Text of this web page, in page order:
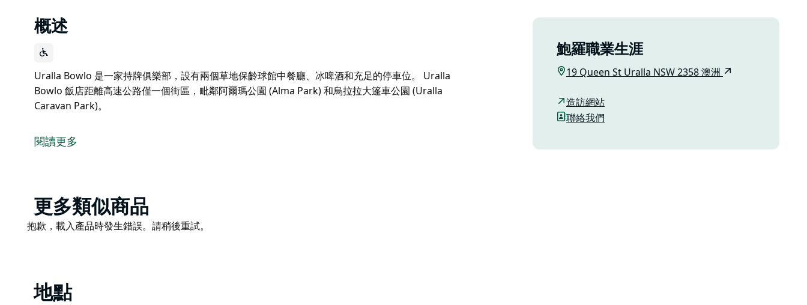
概述
Uralla Bowlo 是一家持牌俱樂部，設有兩個草地保齡球館中餐廳、冰啤酒和充足的停車位。 Uralla
Bowlo 飯店距離高速公路僅一個街區，毗鄰阿爾瑪公園 (Alma Park) 和烏拉拉大篷車公園 (Uralla
Caravan Park)。
Uralla Bowlo 飯店距離高速公路僅一個街區，毗鄰阿爾瑪公園 (Alma Park) 和烏拉拉大篷車公園 (Uralla
閱讀更多
鮑羅職業生涯
19 Queen St Uralla NSW 2358 澳洲
造訪網站
聯絡我們
Product
List
更多類似商品
Product
抱歉，載入產品時發生錯誤。請稍後重試。
地點